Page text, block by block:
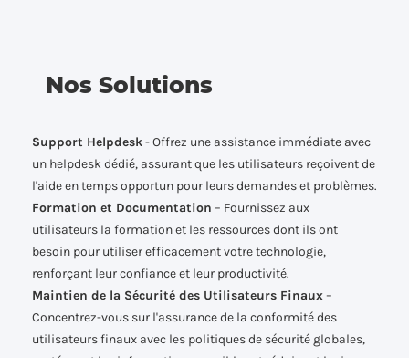
Nos Solutions
Support Helpdesk- Offrez une assistance immédiate avec
un helpdesk dédié, assurant que les utilisateurs reçoivent de
l'aide en temps opportun pour leurs demandes et problèmes.
Formation et Documentation – Fournissez aux
utilisateurs la formation et les ressources dont ils ont
besoin pour utiliser efficacement votre technologie,
renforçant leur confiance et leur productivité.
Maintien de la Sécurité des Utilisateurs Finaux–
Concentrez-vous sur l'assurance de la conformité des
utilisateurs finaux avec les politiques de sécurité globales,